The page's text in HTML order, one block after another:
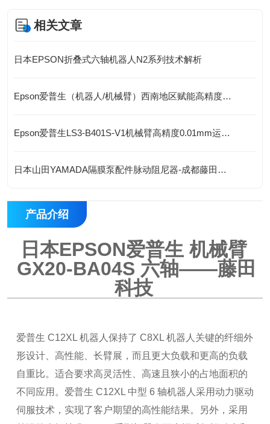
相关文章
日本EPSON折叠式六轴机器人N2系列技术解析
Epson爱普生（机器人/机械臂）西南地区赋能高精度自动化作业
Epson爱普生LS3-B401S-V1机械臂高精度0.01mm运行稳定
日本山田YAMADA隔膜泵配件脉动阻尼器-成都藤田科技提供
产品介绍
日本EPSON爱普生 机械臂
GX20-BA04S 六轴——藤田
科技
爱普生 C12XL 机器人保持了 C8XL 机器人关键的纤细外
形设计、高性能、长臂展，而且更大负载和更高的负载
自重比。适合要求高灵活性、高速且狭小的占地面积的
不同应用。爱普生 C12XL 中型 6 轴机器人采用动力驱动
伺服技术，实现了客户期望的高性能结果。另外，采用